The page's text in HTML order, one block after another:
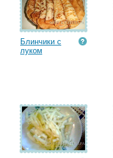
Блинчики с
луком